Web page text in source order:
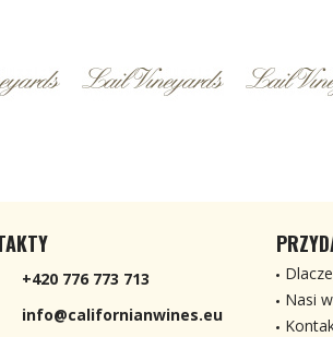
+420 776 773 713
info@californianwines.eu
Nasi